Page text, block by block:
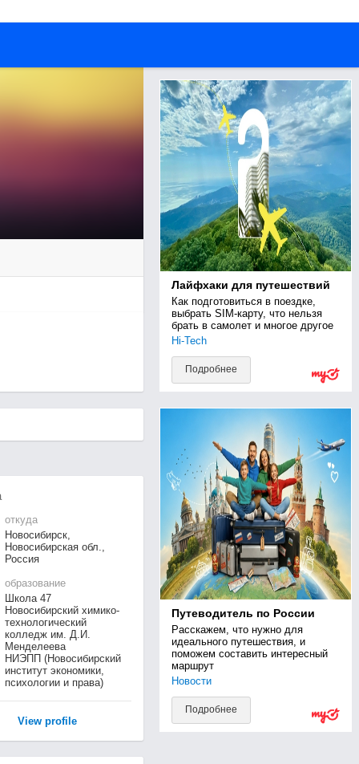
откуда
Новосибирск,
Новосибирская обл.,
Россия
образование
Школа 47
Новосибирский химико-
технологический
колледж им. Д.И.
Менделеева
НИЭПП (Новосибирский
институт экономики,
психологии и права)
View profile
Лайфхаки для путешествий
Как подготовиться в поездке,
выбрать SIM-карту, что нельзя
брать в самолет и многое другое
Hi-Tech
Подробнее
Путеводитель по России
Расскажем, что нужно для
идеального путешествия, и
поможем составить интересный
маршрут
Новости
Подробнее